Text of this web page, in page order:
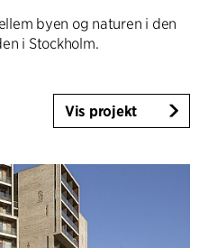
byen og naturen i den
i Stockholm.
Vis projekt